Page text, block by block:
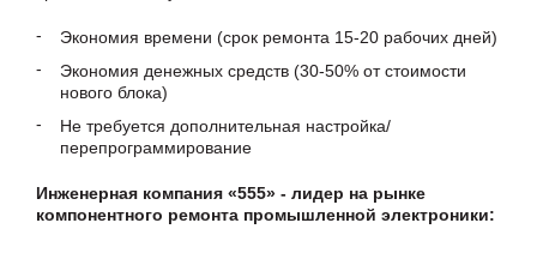
Экономия времени (срок ремонта 15-20 рабочих дней)
Экономия денежных средств (30-50% от стоимости
нового блока)
Не требуется дополнительная настройка/
перепрограммирование
Инженерная компания «555» - лидер на рынке
компонентного ремонта промышленной электроники: